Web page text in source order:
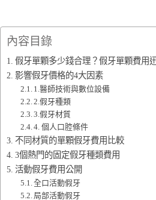
內容目錄
假牙單顆多少錢合理？假牙單顆費用
影響假牙價格的4大因素
1.醫師技術與數位設備
2.假牙種類
3.假牙材質
4. 個人口腔條件
不同材質的單顆假牙費用比較
3個熱門的固定假牙種類費用
活動假牙費用公開
全口活動假牙
局部活動假牙